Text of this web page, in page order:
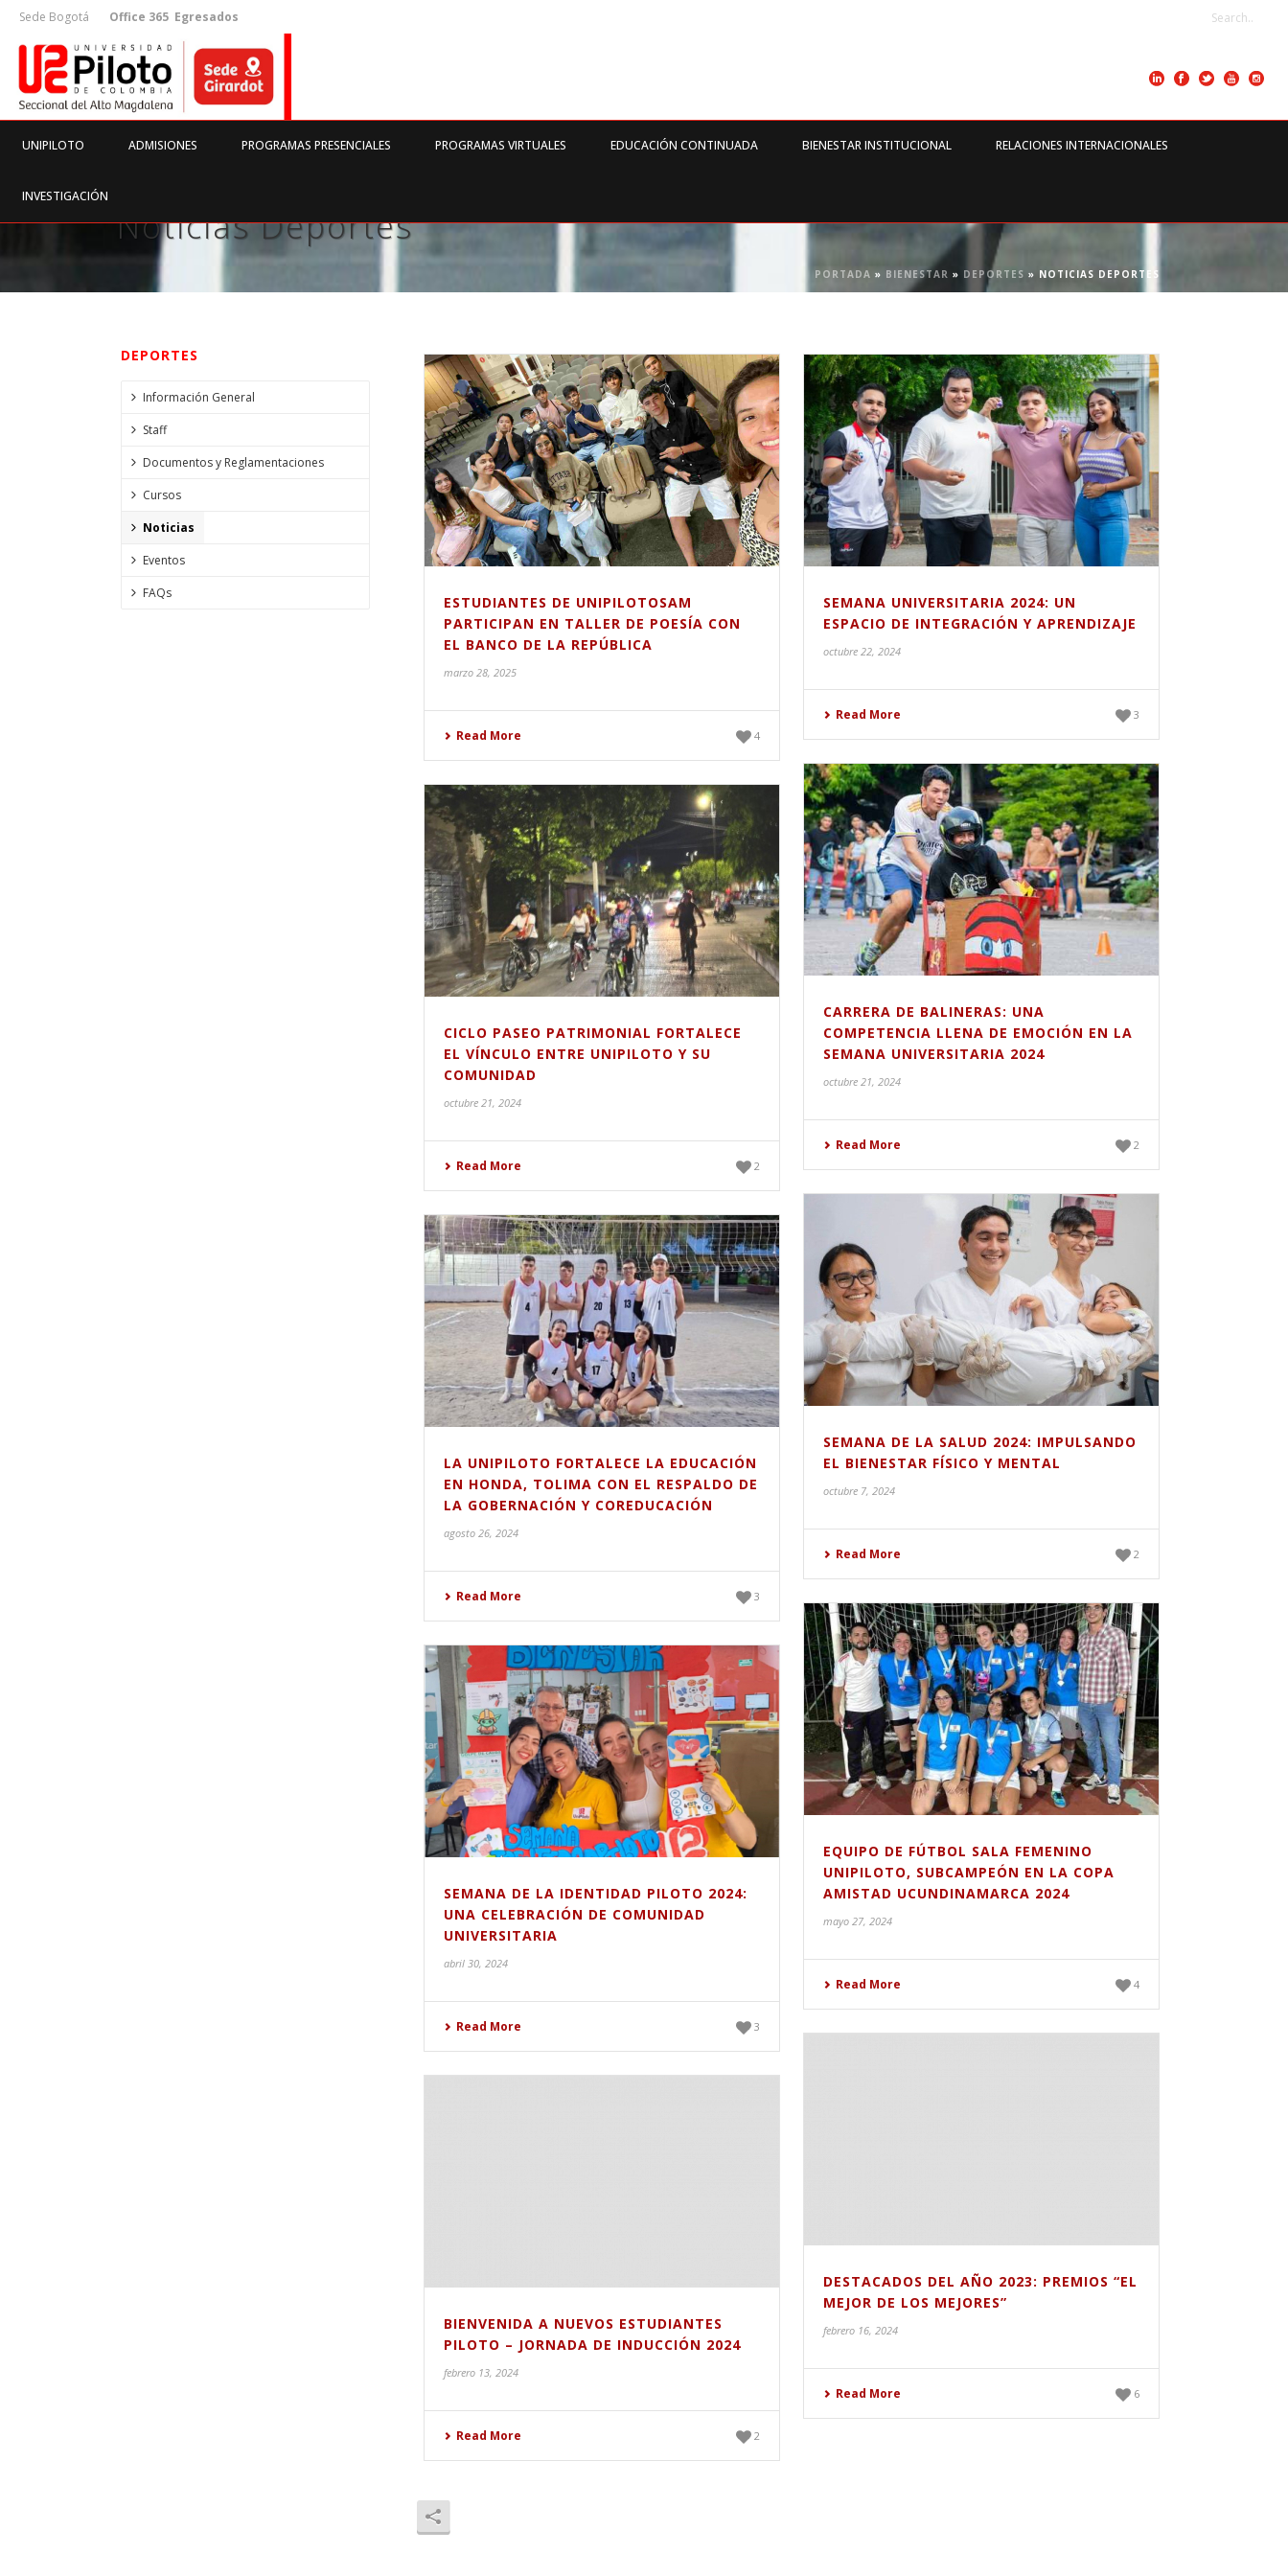
Sede Bogotá Office 365 Egresados
UNIPILOTO ADMISIONES PROGRAMAS PRESENCIALES PROGRAMAS VIRTUALES EDUCACIÓN CONTINUADA BIENESTAR INSTITUCIONAL RELACIONES INTERNACIONALES
INVESTIGACIÓN
Noticias Deportes
PORTADA » BIENESTAR » DEPORTES » NOTICIAS DEPORTES
ESTUDIANTES DE UNIPILOTOSAM
PARTICIPAN EN TALLER DE POESÍA CON
EL BANCO DE LA REPÚBLICA
marzo 28, 2025
Read More 4
SEMANA UNIVERSITARIA 2024: UN
ESPACIO DE INTEGRACIÓN Y APRENDIZAJE
octubre 22, 2024
Read More 3
CARRERA DE BALINERAS: UNA
COMPETENCIA LLENA DE EMOCIÓN EN LA
SEMANA UNIVERSITARIA 2024
octubre 21, 2024
Read More 2
CICLO PASEO PATRIMONIAL FORTALECE
EL VÍNCULO ENTRE UNIPILOTO Y SU
COMUNIDAD
octubre 21, 2024
Read More 2
SEMANA DE LA SALUD 2024: IMPULSANDO
EL BIENESTAR FÍSICO Y MENTAL
octubre 7, 2024
Read More 2
LA UNIPILOTO FORTALECE LA EDUCACIÓN
EN HONDA, TOLIMA CON EL RESPALDO DE
LA GOBERNACIÓN Y COREDUCACIÓN
agosto 26, 2024
Read More 3
EQUIPO DE FÚTBOL SALA FEMENINO
UNIPILOTO, SUBCAMPEÓN EN LA COPA
AMISTAD UCUNDINAMARCA 2024
mayo 27, 2024
Read More 4
SEMANA DE LA IDENTIDAD PILOTO 2024:
UNA CELEBRACIÓN DE COMUNIDAD
UNIVERSITARIA
abril 30, 2024
Read More 3
DESTACADOS DEL AÑO 2023: PREMIOS “EL
MEJOR DE LOS MEJORES”
febrero 16, 2024
Read More 6
BIENVENIDA A NUEVOS ESTUDIANTES
PILOTO – JORNADA DE INDUCCIÓN 2024
febrero 13, 2024
Read More 2
DEPORTES
Información General
Staff
Documentos y Reglamentaciones
Cursos
Noticias
Eventos
FAQs